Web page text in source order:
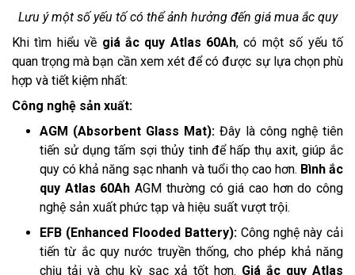
Lưu ý một số yếu tố có thể ảnh hưởng đến giá mua ắc quy
Khi tìm hiểu về giá ắc quy Atlas 60Ah, có một số yếu tố
quan trọng mà bạn cần xem xét để có được sự lựa chọn phù
hợp và tiết kiệm nhất:
Công nghệ sản xuất:
AGM (Absorbent Glass Mat): Đây là công nghệ tiên
tiến sử dụng tấm sợi thủy tinh để hấp thụ axit, giúp ắc
quy có khả năng sạc nhanh và tuổi thọ cao hơn. Bình ắc
quy Atlas 60Ah AGM thường có giá cao hơn do công
nghệ sản xuất phức tạp và hiệu suất vượt trội.
EFB (Enhanced Flooded Battery): Công nghệ này cải
tiến từ ắc quy nước truyền thống, cho phép khả năng
chịu tải và chu kỳ sạc xả tốt hơn. Giá ắc quy Atlas